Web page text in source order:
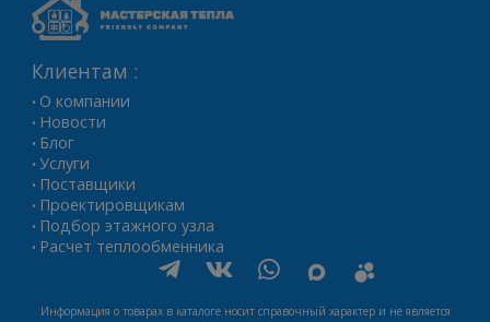
Клиентам :
• О компании
• Новости
• Блог
• Услуги
• Поставщики
• Проектировщикам
• Подбор этажного узла
• Расчет теплообменника
Информация о товарах в каталоге носит справочный характер и не является